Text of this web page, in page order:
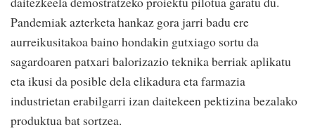
Pandemiak azterketa hankaz gora jarri badu ere
aurreikusitakoa baino hondakin gutxiago sortu da
sagardoaren patxari balorizazio teknika berriak aplikatu
eta ikusi da posible dela elikadura eta farmazia
industrietan erabilgarri izan daitekeen pektizina bezalako
produktua bat sortzea.